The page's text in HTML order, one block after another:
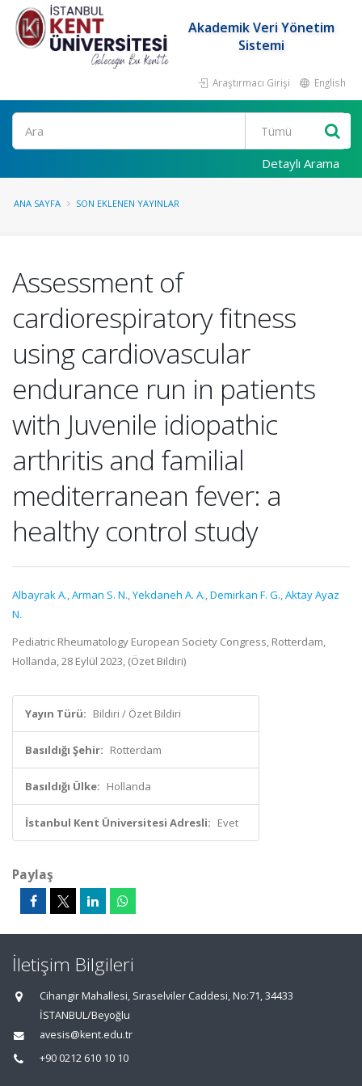
Akademik Veri Yönetim
Sistemi
Araştırmacı Girişi English
Ara
Detaylı Arama
ANA SAYFA SON EKLENEN YAYINLAR
Assessment of
cardiorespiratory fitness
using cardiovascular
endurance run in patients
with Juvenile idiopathic
arthritis and familial
mediterranean fever: a
healthy control study
Albayrak A.,Arman S. N.,Yekdaneh A. A.,Demirkan F. G.,Aktay Ayaz
N.
Pediatric Rheumatology European Society Congress, Rotterdam,
Hollanda, 28 Eylül 2023, (Özet Bildiri)
Yayın Türü: Bildiri / Özet Bildiri
Basıldığı Şehir: Rotterdam
Basıldığı Ülke: Hollanda
İstanbul Kent Üniversitesi Adresli: Evet
Paylaş
İletişim Bilgileri
Cihangir Mahallesi, Sıraselviler Caddesi, No:71, 34433
İSTANBUL/Beyoğlu
avesis@kent.edu.tr
+90 0212 610 10 10